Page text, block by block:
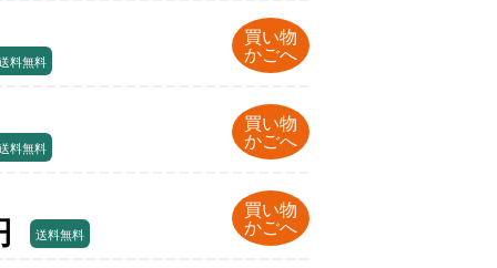
買い物
かごへ
料無料
買い物
かごへ
料無料
買い物
かごへ
送料無料